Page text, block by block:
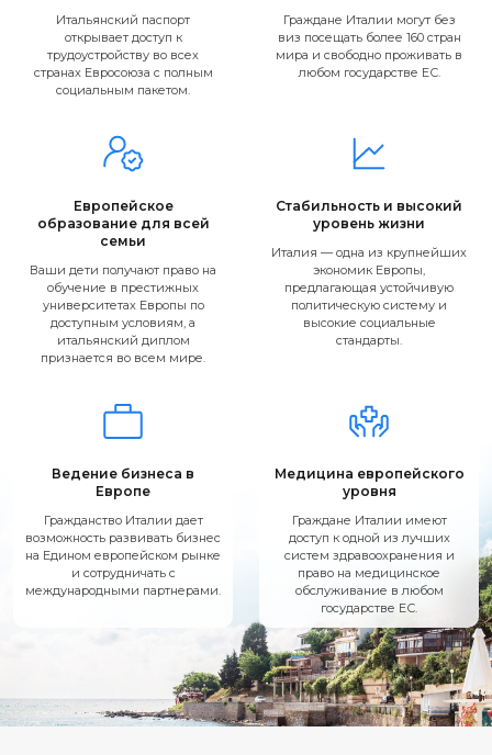
Итальянский паспорт
открывает доступ к
трудоустройству во всех
странах Евросоюза с полным
социальным пакетом.
Граждане Италии могут без
виз посещать более 160 стран
мира и свободно проживать в
любом государстве ЕС.
Европейское
образование для всей
семьи
Ваши дети получают право на
обучение в престижных
университетах Европы по
доступным условиям, а
итальянский диплом
признается во всем мире.
Стабильность и высокий
уровень жизни
Италия — одна из крупнейших
экономик Европы,
предлагающая устойчивую
политическую систему и
высокие социальные
стандарты.
Ведение бизнеса в
Европе
Гражданство Италии дает
возможность развивать бизнес
на Едином европейском рынке
и сотрудничать с
международными партнерами.
Медицина европейского
уровня
Граждане Италии имеют
доступ к одной из лучших
систем здравоохранения и
право на медицинское
обслуживание в любом
государстве ЕС.